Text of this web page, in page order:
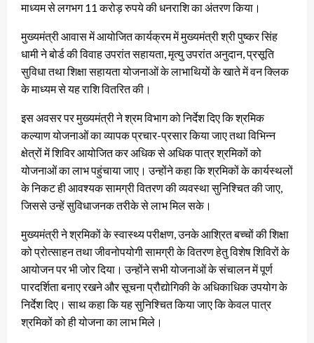
माध्यम से लगभग 11 करोड़ रुपये की धनराशि का अंतरण किया।
मुख्यमंत्री आवास में आयोजित कार्यक्रम में मुख्यमंत्री श्री पुष्कर सिंह
धामी ने बोर्ड की विवाह उपरांत सहायता, मृत्यु उपरांत अनुदान, प्रसूति
सुविधा तथा शिक्षा सहायता योजनाओं के लाभाथियों के खाते में वन क्लिक
के माध्यम से यह राशि वितरित की।
इस अवसर पर मुख्यमंत्री ने श्रम विभाग को निर्देश दिए कि श्रमिक
कल्याण योजनाओं का व्यापक प्रचार-प्रसार किया जाए तथा विभिन्न
क्षेत्रों में शिविर आयोजित कर अधिक से अधिक पात्र श्रमिकों को
योजनाओं का लाभ पहुंचाया जाए। उन्होंने कहा कि श्रमिकों के कार्यस्थलों
के निकट ही आवश्यक सामग्री वितरण की व्यवस्था सुनिश्चित की जाए,
जिससे उन्हें सुविधाजनक तरीके से लाभ मिल सके।
मुख्यमंत्री ने श्रमिकों के स्वास्थ्य परीक्षण, उनके आश्रित बच्चों की शिक्षा
को प्रोत्साहन तथा जीवनोपयोगी सामग्री के वितरण हेतु विशेष शिविरों के
आयोजन पर भी जोर दिया। उन्होंने सभी योजनाओं के संचालन में पूर्ण
पारदर्शिता बनाए रखने और सूचना प्रौद्योगिकी के अधिकाधिक उपयोग के
निर्देश दिए। साथ कहा कि यह सुनिश्चित किया जाए कि केवल पात्र
श्रमिकों को ही योजना का लाभ मिले।